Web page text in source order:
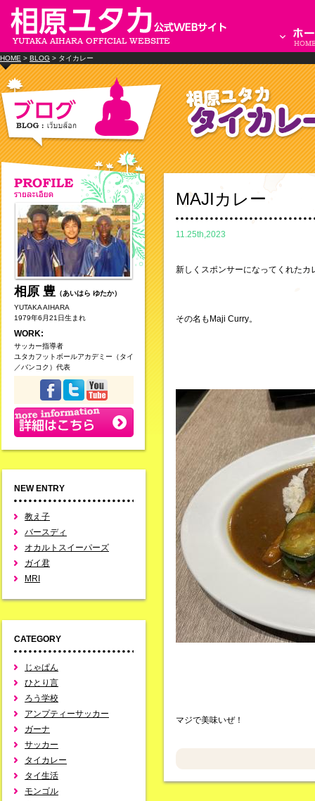
HOME > BLOG > タイカレー
相原 豊 （あいはら ゆたか）
YUTAKA AIHARA
1979年6月21日生まれ
WORK:
サッカー指導者
ユタカフットボールアカデミー（タイ
／バンコク）代表
NEW ENTRY
教え子
バースディ
オカルトスイーパーズ
ガイ君
MRI
CATEGORY
じゃぱん
ひとり言
ろう学校
アンプティーサッカー
ガーナ
サッカー
タイカレー
タイ生活
モンゴル
MAJIカレー
11.25th,2023
新しくスポンサーになってくれたカ
その名もMaji Curry。
マジで美味いぜ！